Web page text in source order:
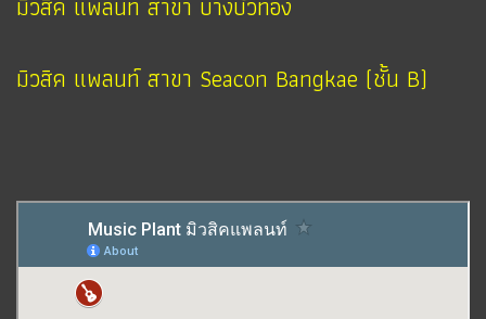
มิวสิค แพลนท์ สาขา Seacon Bangkae (ชั้น B)